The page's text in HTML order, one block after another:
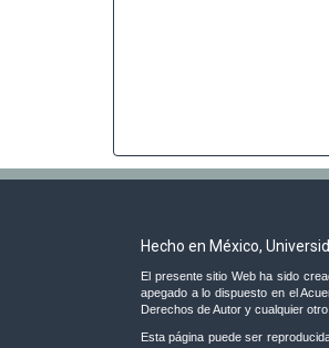
Hecho en México,
El presente sitio Web ha sido
apegado a lo dispuesto en el
Derechos de Autor y cualquier
Esta página puede ser